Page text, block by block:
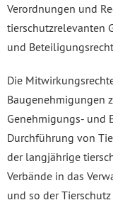
Verordnungen und
tierschutzrelevanten
und
Die
Baugenehmigungen
Genehmigungs- und
Durchführung von
der langjährige
Verbände in das
und so der